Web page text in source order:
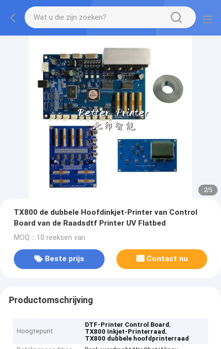
2/5
TX800 de dubbele Hoofdinkjet-Printer van Control
Board van de Raadsdtf Printer UV Flatbed
MOQ：10 reeksen van
Beste prijs Contact nu
Productomschrijving
Hoogtepunt
DTF-Printer Control Board,
TX800 Inkjet-Printerraad,
TX800 dubbele hoofdprinterraad